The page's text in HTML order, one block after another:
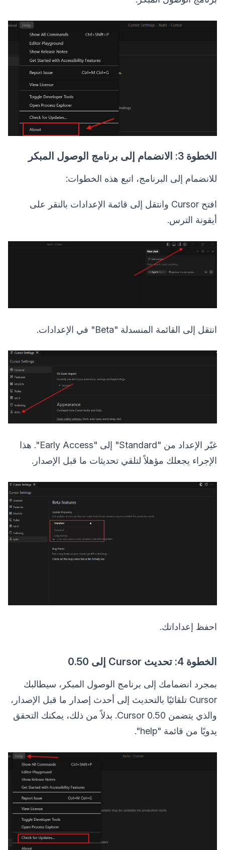
الخطوة 3: الانضمام إلى برنامج الوصول المبكر
للانضمام إلى البرنامج، اتبع هذه الخطوات:
افتح Cursor وانتقل إلى قائمة الإعدادات بالنقر على
أيقونة الترس.
انتقل إلى القائمة المنسدلة "Beta" في الإعدادات.
غيّر الإعداد من "Standard" إلى "Early Access". هذا
الإجراء يجعلك مؤهلاً لتلقي تحديثات ما قبل الإصدار.
احفظ إعداداتك.
الخطوة 4: تحديث Cursor إلى 0.50
بمجرد انضمامك إلى برنامج الوصول المبكر، سيطالبك
Cursor تلقائيًا بالتحديث إلى أحدث إصدار ما قبل الإصدار،
والذي يتضمن Cursor 0.50. بدلاً من ذلك، يمكنك التحقق
يدويًا من قائمة "help".